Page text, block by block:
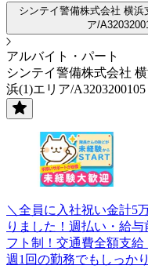
シンテイ警備株式会社 横浜
ア/
アルバイト・パート
シンテイ警備株式会社
浜(1)エリア/A3203200105
＼全員に入社祝い金計5
りました！週払い・給
フト制！交通費全額支
週1回の勤務でもしっか